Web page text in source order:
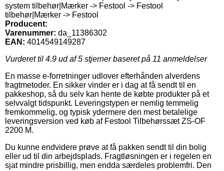
system tilbehør|Mærker -> Festool -> Festool
tilbehør|Mærker -> Festool
Producent:
Varenummer: da_11386302
EAN: 4014549149287
Vurderet til 4.9 ud af 5 stjerner baseret på 11 anmeldelser
En masse e-forretninger udlover efterhånden alverdens
fragtmetoder. En sikker vinder er i dag at få sendt til en
pakkeshop, så du selv kan hente de købte produkter på et
selvvalgt tidspunkt. Leveringstypen er nemlig temmelig
fremkommelig, og typisk ydermere den mest betalelige
leveringsversion ved køb af Festool Tilbehørssæt ZS-OF
2200 M.
Du kunne endvidere prøve at få pakken sendt til din bolig
eller ud til din arbejdsplads. Fragtløsningen er i regelen en
sjat mindre prisbillig, men endda særdeles problemfri. Den